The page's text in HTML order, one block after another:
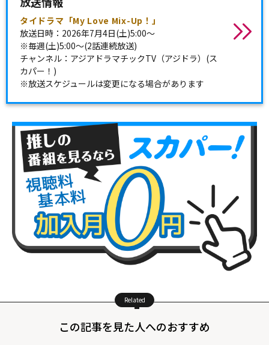
タイドラマ「My Love Mix-Up！」
放送日時：2026年7月4日(土)5:00～
※毎週(土)5:00～(2話連続放送)
チャンネル：アジアドラマチックTV（アジドラ）(ス
カパー！)
※放送スケジュールは変更になる場合があります
Related
この記事を見た人へのおすすめ